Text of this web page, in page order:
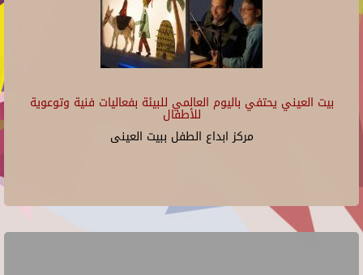
بيت العيني يحتفي باليوم العالمي للبيئة بفعاليات فنية وتوعوية
للأطفال
مركز ابداع الطفل ببيت العينى